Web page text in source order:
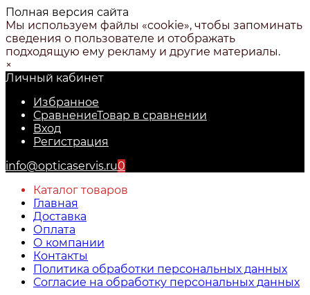
Полная версия сайта
Мы используем файлы «cookie», чтобы запоминать
сведения о пользователе и отображать
подходящую ему рекламу и другие материалы.
×
Личный кабинет
Избранное
СравнениеТовар в сравнении
Вход
Регистрация
info@opticaservis.ru0
Каталог товаров
Главная
Доставка
Оплата
О компании
Контакты
Политика обработки персональных данных
Согласие на обработку персональных данных